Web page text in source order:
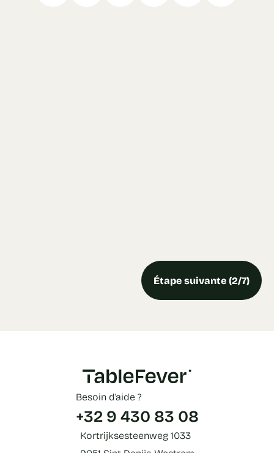
Étape suivante (2/7)
Besoin d’aide ?
+32 9 430 83 08
Kortrijksesteenweg 1033